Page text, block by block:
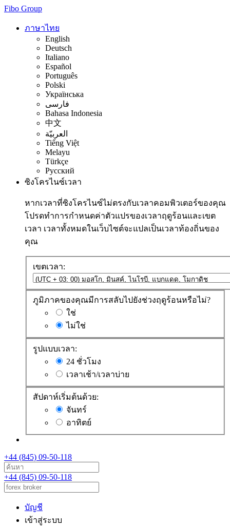
Fibo Group
ภาษาไทย
English
Deutsch
Italiano
Español
Português
Polski
Українська
فارسی
Bahasa Indonesia
中文
العربيّة
Tiếng Việt
Melayu
Türkçe
Русский
ซิงโครไนซ์เวลา
หากเวลาที่ซิงโครไนซ์ไม่ตรงกับเวลาคอมพิวเตอร์ของคุณ
โปรดทำการกำหนดค่าตัวแปรของเวลาฤดูร้อนและเขต
เวลา เวลาทั้งหมดในเว็บไซต์จะแปลเป็นเวลาท้องถิ่นของ
คุณ
เขตเวลา:
ภูมิภาคของคุณมีการสลับไปยังช่วงฤดูร้อนหรือไม่?
ใช่
ไม่ใช่
รูปแบบเวลา:
24 ชั่วโมง
เวลาเช้า/เวลาบ่าย
สัปดาห์เริ่มต้นด้วย:
จันทร์
อาทิตย์
+44 (845) 09-50-118
+44 (845) 09-50-118
บัญชี
เข้าสู่ระบบ